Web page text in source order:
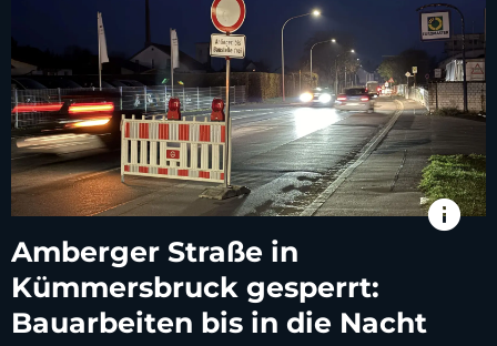
info
Amberger Straße in
Kümmersbruck gesperrt:
Bauarbeiten bis in die Nacht